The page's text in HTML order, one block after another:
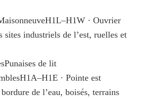
H1L–H1W · Ouvrier
sites industriels de l’est, ruelles et
Punaises de lit
H1A–H1E · Pointe est
de l’eau, boisés, terrains